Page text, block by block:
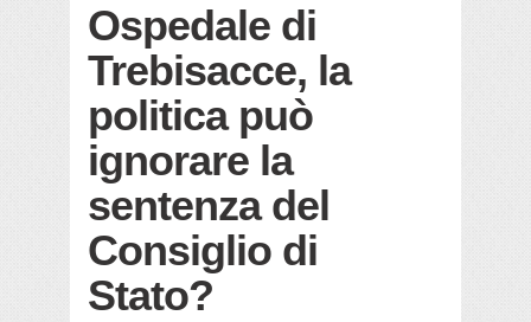
Ospedale di
Trebisacce, la
politica può
ignorare la
sentenza del
Consiglio di
Stato?